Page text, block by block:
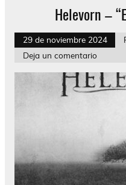
Helevorn –
29 de noviembre 2024
Deja un comentario